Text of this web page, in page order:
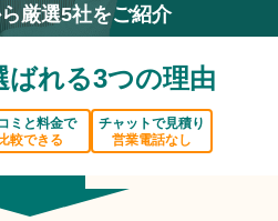
厳選5社をご紹介
ばれる3つの理由
ミと料金で
比較できる
チャットで見積り
営業電話なし